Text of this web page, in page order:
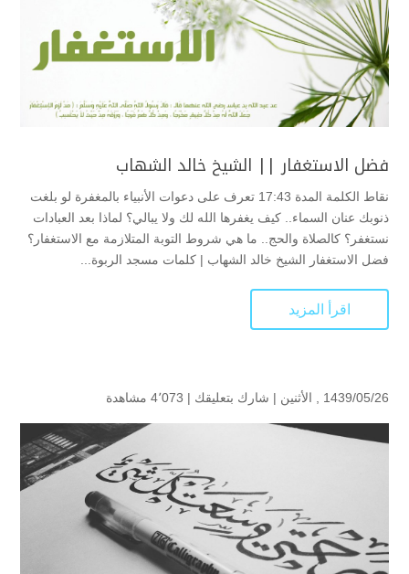
فضل الاستغفار || الشيخ خالد الشهاب
نقاط الكلمة المدة 17:43 تعرف على دعوات الأنبياء بالمغفرة لو بلغت
ذنوبك عنان السماء.. كيف يغفرها الله لك ولا يبالي؟ لماذا بعد العبادات
نستغفر؟ كالصلاة والحج.. ما هي شروط التوبة المتلازمة مع الاستغفار؟
فضل الاستغفار الشيخ خالد الشهاب | كلمات مسجد الربوة...
اقرأ المزيد
1439/05/26 , الأثنين | شارك بتعليقك | 4٬073 مشاهدة